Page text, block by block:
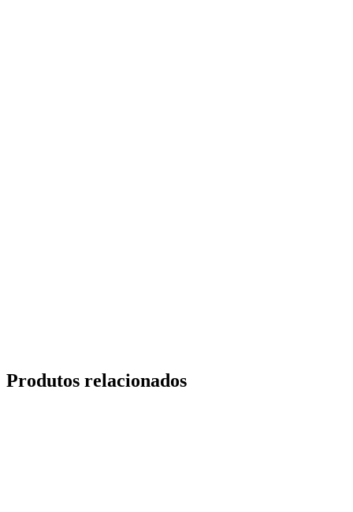
Produtos relacionados